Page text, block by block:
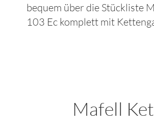
bequem über die Stückliste
103 Ec komplett mit
Mafell